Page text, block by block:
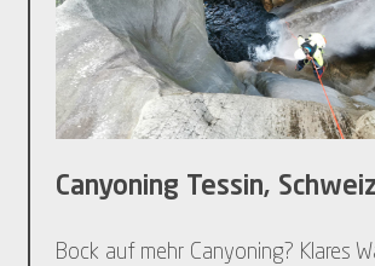
Canyoning Tessin, Schweiz
Bock auf mehr Canyoning? Klares